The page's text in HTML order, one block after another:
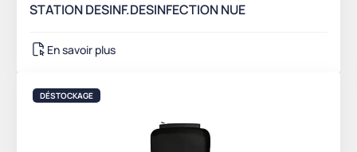
STATION DESINF.DESINFECTION NUE
En savoir plus
DÉSTOCKAGE